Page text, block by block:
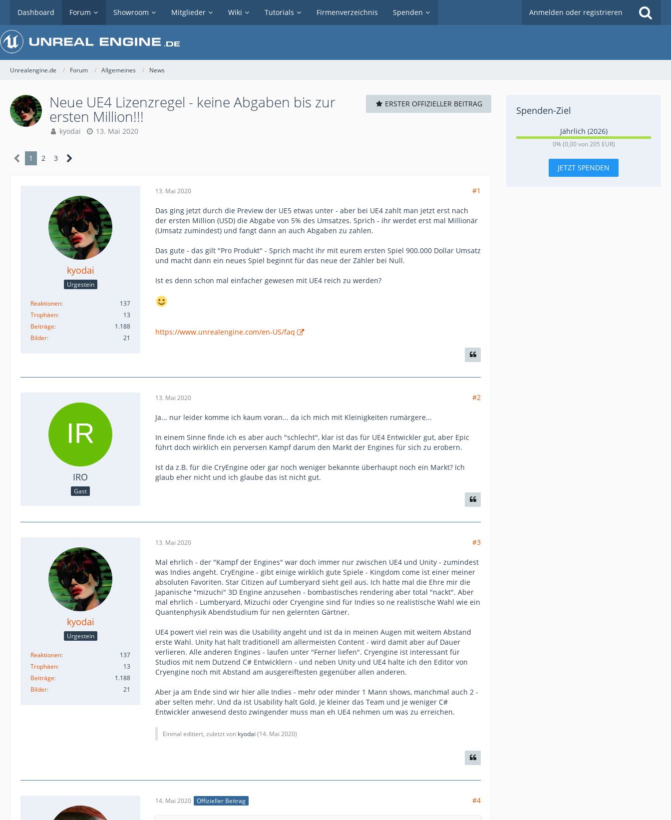
Dashboard Forum Showroom Mitglieder Wiki Tutorials Firmenverzeichnis Spenden Anmelden oder registrieren
Unrealengine.de Forum Allgemeines News
Neue UE4 Lizenzregel - keine Abgaben bis zur
ersten Million!!!
kyodai 13. Mai 2020
ERSTER OFFIZIELLER BEITRAG
1 2 3
kyodai
Urgestein
Reaktionen
137
Trophäen
13
Beiträge
1.188
Bilder
21
13. Mai 2020 #1
Das ging jetzt durch die Preview der UE5 etwas unter - aber bei UE4 zahlt man jetzt erst nach
der ersten Million (USD) die Abgabe von 5% des Umsatzes. Sprich - ihr werdet erst mal Millionär
(Umsatz zumindest) und fangt dann an auch Abgaben zu zahlen.
Das gute - das gilt "Pro Produkt" - Sprich macht ihr mit eurem ersten Spiel 900.000 Dollar Umsatz
und macht dann ein neues Spiel beginnt für das neue der Zähler bei Null.
Ist es denn schon mal einfacher gewesen mit UE4 reich zu werden?
https://www.unrealengine.com/en-US/faq
IRO
Gast
13. Mai 2020 #2
Ja... nur leider komme ich kaum voran... da ich mich mit Kleinigkeiten rumärgere...
In einem Sinne finde ich es aber auch "schlecht", klar ist das für UE4 Entwickler gut, aber Epic
führt doch wirklich ein perversen Kampf darum den Markt der Engines für sich zu erobern.
Ist da z.B. für die CryEngine oder gar noch weniger bekannte überhaupt noch ein Markt? Ich
glaub eher nicht und ich glaube das ist nicht gut.
kyodai
Urgestein
Reaktionen
137
Trophäen
13
Beiträge
1.188
Bilder
21
13. Mai 2020 #3
Mal ehrlich - der "Kampf der Engines" war doch immer nur zwischen UE4 und Unity - zumindest
was Indies angeht. CryEngine - gibt einige wirklich gute Spiele - Kingdom come ist einer meiner
absoluten Favoriten. Star Citizen auf Lumberyard sieht geil aus. Ich hatte mal die Ehre mir die
Japanische "mizuchi" 3D Engine anzusehen - bombastisches rendering aber total "nackt". Aber
mal ehrlich - Lumberyard, Mizuchi oder Cryengine sind für Indies so ne realistische Wahl wie ein
Quantenphysik Abendstudium für nen gelernten Gärtner.
UE4 powert viel rein was die Usability angeht und ist da in meinen Augen mit weitem Abstand
erste Wahl. Unity hat halt traditionell am allermeisten Content - wird damit aber auf Dauer
verlieren. Alle anderen Engines - laufen unter "Ferner liefen". Cryengine ist interessant für
Studios mit nem Dutzend C# Entwicklern - und neben Unity und UE4 halte ich den Editor von
Cryengine noch mit Abstand am ausgereiftesten gegenüber allen anderen.
Aber ja am Ende sind wir hier alle Indies - mehr oder minder 1 Mann shows, manchmal auch 2 -
aber selten mehr. Und da ist Usability halt Gold. Je kleiner das Team und je weniger C#
Entwickler anwesend desto zwingender muss man eh UE4 nehmen um was zu erreichen.
Einmal editiert, zuletzt von kyodai (14. Mai 2020)
14. Mai 2020 Offizieller Beitrag #4
Spenden-Ziel
Jährlich (2026)
0
0% (0,00 von 205 EUR)
JETZT SPENDEN